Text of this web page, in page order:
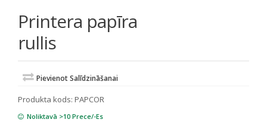
Printera papīra
rullis
Pievienot Salīdzināšanai
Produkta kods: PAPCOR
Noliktavā >10 Prece/-Es